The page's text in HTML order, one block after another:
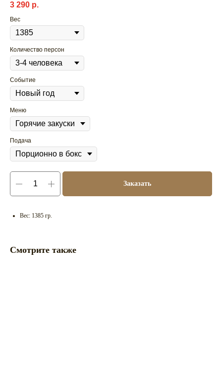
3 290 р.
Вес
Количество персон
Событие
Меню
Подача
Заказать
Вес: 1385 гр.
Смотрите также